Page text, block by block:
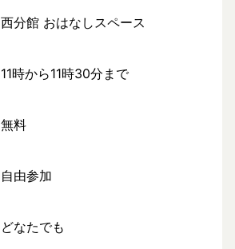
西分館 おはなしスペース
11時から11時30分まで
無料
自由参加
どなたでも